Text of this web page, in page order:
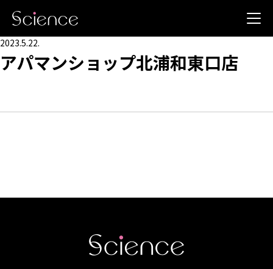
2023.5.22.
アパマンショップ北浦和東口店